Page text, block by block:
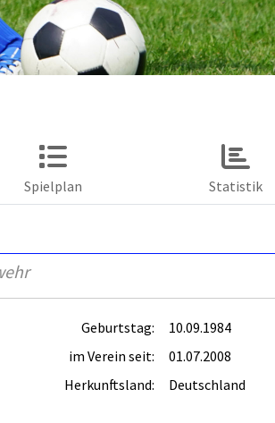
Spielplan Statistik
Geburtstag:
10.09.1984
im Verein seit:
01.07.2008
Herkunftsland:
Deutschland